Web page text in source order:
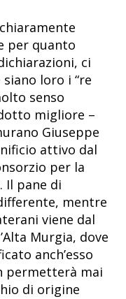
per quanto
ci
loro i “re
senso
migliore –
Giuseppe
attivo dal
per la
Il pane di
mentre
viene dal
Murgia, dove
anch’esso
permetterà mai
di origine